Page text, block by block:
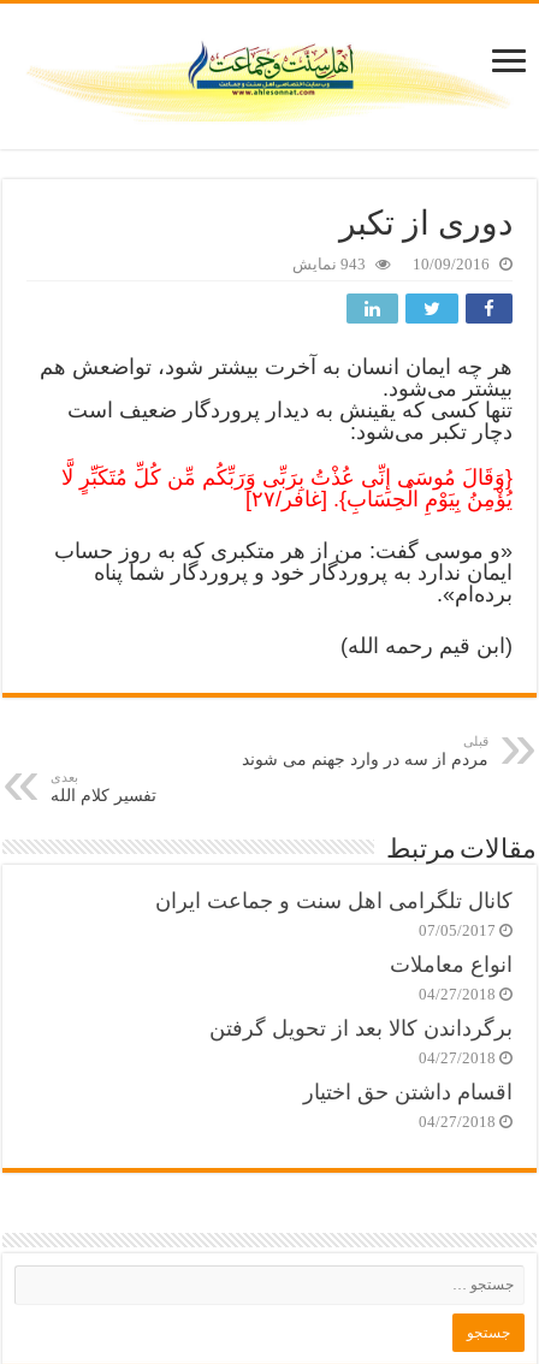
دوری از تکبر
10/09/2016 943 نمایش
هر چه ایمان انسان به آخرت بیشتر شود، تواضعش هم
بیشتر می‌شود.
تنها کسی که یقینش به دیدار پروردگار ضعیف است
دچار تکبر می‌شود:
{وَقَالَ مُوسَى إِنِّی عُذْتُ بِرَبِّی وَرَبِّکُم مِّن کُلِّ مُتَکَبِّرٍ لَّا
یُؤْمِنُ بِیَوْمِ الْحِسَابِ}. [غافر/۲۷]
«و موسی گفت: من از هر متکبری که به روز حساب
ایمان ندارد به پروردگار خود و پروردگار شما پناه
برده‌ام».
(ابن قیم رحمه الله)
قبلی
مردم از سه در وارد جهنم می شوند
بعدی
تفسیر کلام الله
مقالات مرتبط
کانال تلگرامی اهل سنت و جماعت ایران
07/05/2017
انواع معاملات
04/27/2018
برگرداندن کالا بعد از تحویل گرفتن
04/27/2018
اقسام داشتن حق اختیار
04/27/2018